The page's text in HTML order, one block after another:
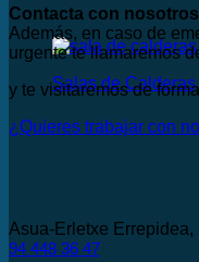
Salas de Calderas
Contacta con
Además, en caso de
urgente te llamaremos
y te visitaremos de
¿Quieres trabajar con
Asua-Erletxe
94 448 36 47